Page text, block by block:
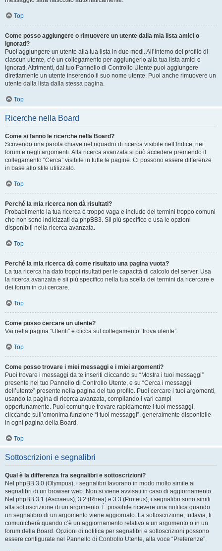
Top
Come posso aggiungere o rimuovere un utente dalla mia lista amici o
ignorati?
Puoi aggiungere un utente alla tua lista in due modi. All’interno del profilo di
ciascun utente, c’è un collegamento per aggiungerlo alla tua lista amici o
ignorati. Altrimenti, dal tuo Pannello di Controllo Utente puoi aggiungere
direttamente un utente inserendo il suo nome utente. Puoi anche rimuovere un
utente dalla lista dalla stessa pagina.
Top
Ricerche nella Board
Come si fanno le ricerche nella Board?
Scrivendo una parola chiave nel riquadro di ricerca visibile nell’Indice, nei
forum e negli argomenti. Alla ricerca avanzata si può accedere premendo il
collegamento “Cerca” visibile in tutte le pagine. Ci possono essere differenze
in base allo stile utilizzato.
Top
Perché la mia ricerca non dà risultati?
Probabilmente la tua ricerca è troppo vaga e include dei termini troppo comuni
che non sono indicizzati da phpBB3. Sii più specifico e usa le opzioni
disponibili nella ricerca avanzata.
Top
Perché la mia ricerca dà come risultato una pagina vuota?
La tua ricerca ha dato troppi risultati per le capacità di calcolo del server. Usa
la ricerca avanzata e sii più specifico nella tua scelta dei termini da ricercare e
dei forum in cui cercare.
Top
Come posso cercare un utente?
Vai nella pagina “Utenti” e clicca sul collegamento “trova utente”.
Top
Come posso trovare i miei messaggi e i miei argomenti?
Puoi trovare i messaggi da te inseriti cliccando su “Mostra i tuoi messaggi”
presente nel tuo Pannello di Controllo Utente, e su “Cerca i messaggi
dell’utente” presente nella pagina del tuo profilo. Puoi cercare i tuoi argomenti,
usando la pagina di ricerca avanzata, compilando i vari campi
opportunamente. Puoi comunque trovare rapidamente i tuoi messaggi,
cliccando sull’omonima funzione “I tuoi messaggi”, generalmente disponibile
in ogni pagina della Board.
Top
Sottoscrizioni e segnalibri
Qual è la differenza fra segnalibri e sottoscrizioni?
Nel phpBB 3.0 (Olympus), i segnalibri lavorano in modo molto simile ai
segnalibri di un browser web. Non si viene avvisati in caso di aggiornamento.
Nel phpBB 3.1 (Ascraeus), 3.2 (Rhea) e 3.3 (Proteus), i segnalibri sono simili
alla sottoscrizione di un argomento. È possibile ricevere una notifica quando
un segnalibro di un argomento viene aggiornato. La sottoscrizione, tuttavia, ti
comunicherà quando c’è un aggiornamento relativo a un argomento o in un
forum della Board. Opzioni di notifica per segnalibri e sottoscrizioni possono
essere configurate nel Pannello di Controllo Utente, alla voce “Preferenze”.